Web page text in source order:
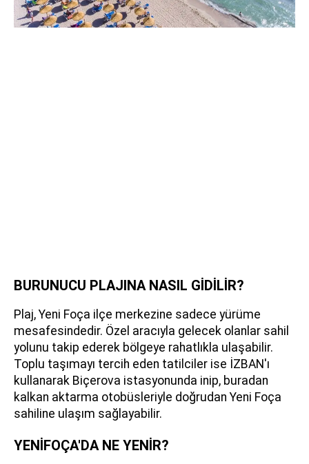
BURUNUCU PLAJINA NASIL GİDİLİR?
Plaj, Yeni Foça ilçe merkezine sadece yürüme
mesafesindedir. Özel aracıyla gelecek olanlar sahil
yolunu takip ederek bölgeye rahatlıkla ulaşabilir.
Toplu taşımayı tercih eden tatilciler ise İZBAN'ı
kullanarak Biçerova istasyonunda inip, buradan
kalkan aktarma otobüsleriyle doğrudan Yeni Foça
sahiline ulaşım sağlayabilir.
YENİFOÇA'DA NE YENİR?